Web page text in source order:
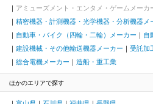
アミューズメント・エンタメ・ゲームメーカ
精密機器・計測機器・光学機器・分析機器メ
自動車・バイク（四輪・二輪）メーカー
自
建設機械・その他輸送機器メーカー
受託加
総合電機メーカー
造船・重工業
ほかのエリアで探す